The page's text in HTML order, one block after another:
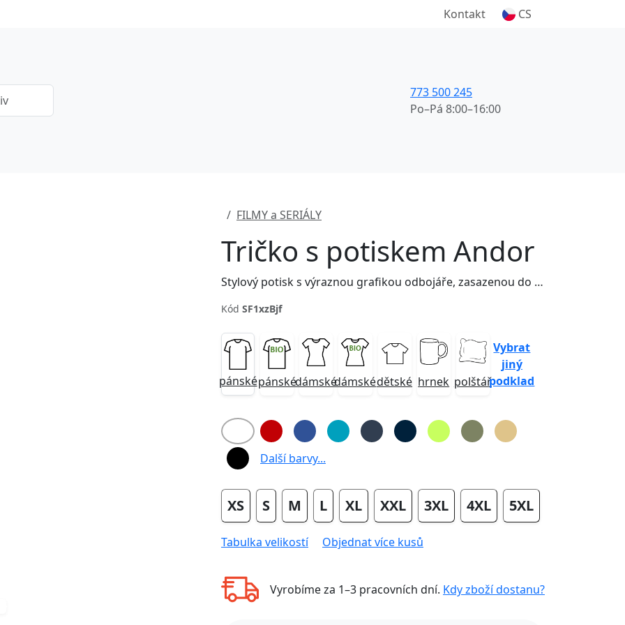
Kontakt CS
773 500 245
Po–Pá 8:00–16:00
FILMY a SERIÁLY
Tričko s potiskem Andor
Stylový potisk s výraznou grafikou odbojáře, zasazenou do kontrastní černobílé siluety s oranžovým motivem v pozadí. Ideální pro fanoušky epických příběhů o odvaze a boji za svobodu, kteří chtějí dát najevo svou rebelantskou duši.
Kód SF1xzBjf
pánsképánskédámskédámskédětské hrnek polštář
Vybrat
jiný
podklad
Další barvy...
XS S M L XL XXL 3XL 4XL 5XL
Tabulka velikostí Objednat více kusů
Vyrobíme za 1–3 pracovních dní. Kdy zboží dostanu?